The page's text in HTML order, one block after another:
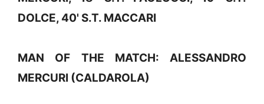
DOLCE, 40' S.T. MACCARI
MAN OF THE MATCH: ALESSANDRO
MERCURI (CALDAROLA)